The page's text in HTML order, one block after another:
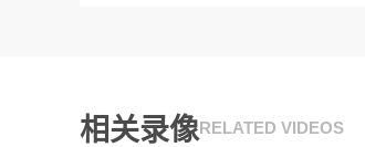
相关录像RELATED VIDEOS